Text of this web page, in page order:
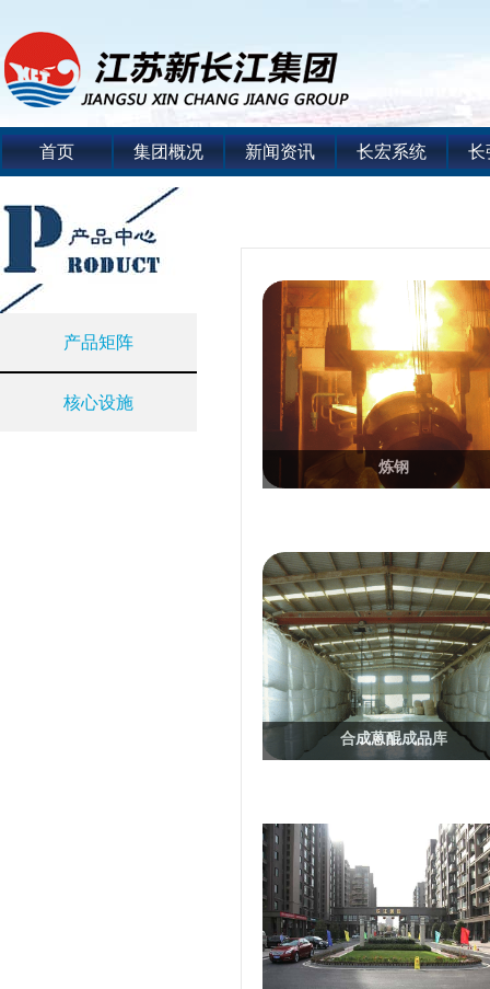
首页 集团概况 新闻资讯 长宏系统 长
产品矩阵
核心设施
炼钢
合成蒽醌成品库